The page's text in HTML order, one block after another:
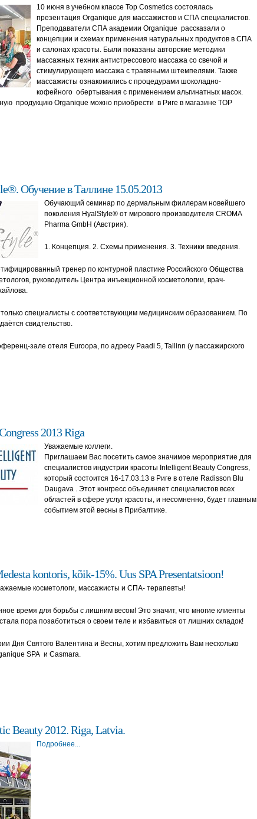
10 июня в учебном классе Top Cosmetics состоялась
презентация Organique для массажистов и СПА специалистов.
Преподаватели СПА академии Organique рассказали о
концепции и схемах применения натуральных продуктов в СПА
и салонах красоты. Были показаны авторские методики
массажных техник антистрессового массажа со свечой и
стимулирующего массажа с травяными штемпелями. Также
массажисты ознакомились с процедурами шоколадно-
кофейного обертывания с применением альгинатных масок.
продукцию Organique можно приобрести в Риге в магазине TOP
Обучение в Таллине 15.05.2013
Обучающий семинар по дермальным филлерам новейшего
поколения HyalStyle® от мирового производителя CROMA
Pharma GmbH (Австрия).
1. Концепция. 2. Схемы применения. 3. Техники введения.
тренер по контурной пластике Российского Общества
руководитель Центра инъекционной косметологии, врач-
специалисты с соответствующим медицинским образованием. По
свидтельство.
зале отеля Euroopa, по адресу Paadi 5, Tallinn (у пассажирского
2013 Riga
Уважаемые коллеги.
Приглашаем Вас посетить самое значимое мероприятие для
специалистов индустрии красоты Intelligent Beauty Congress,
который состоится 16-17.03.13 в Риге в отеле Radisson Blu
Daugava . Этот конгресс объединяет специалистов всех
областей в сфере услуг красоты, и несомненно, будет главным
событием этой весны в Прибалтике.
kontoris, kõik-15%. Uus SPA Presentatsioon!
косметологи, массажисты и СПА- терапевты!
время для борьбы с лишним весом! Это значит, что многие клиенты
пора позаботиться о своем теле и избавиться от лишних складок!
Дня Святого Валентина и Весны, хотим предложить Вам несколько
SPA и Casmara.
Beauty 2012. Riga, Latvia.
Подробнее...